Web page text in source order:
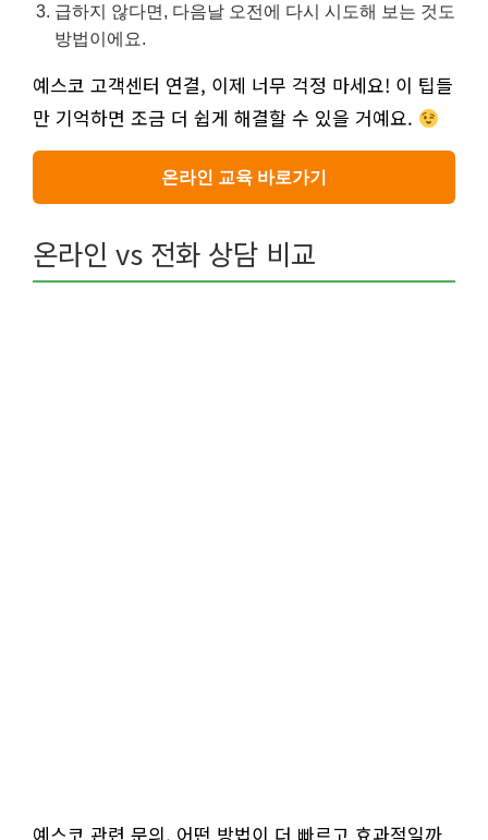
급하지 않다면, 다음날 오전에 다시 시도해 보는 것도
방법이에요.
예스코 고객센터 연결, 이제 너무 걱정 마세요! 이 팁들
만 기억하면 조금 더 쉽게 해결할 수 있을 거예요.
온라인 교육 바로가기
온라인 vs 전화 상담 비교
예스코 관련 문의, 어떤 방법이 더 빠르고 효과적일까